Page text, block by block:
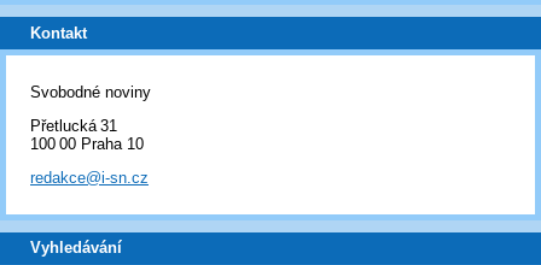
Kontakt
Svobodné noviny
Přetlucká 31
100 00 Praha 10
redakce@i-sn.cz
Vyhledávání